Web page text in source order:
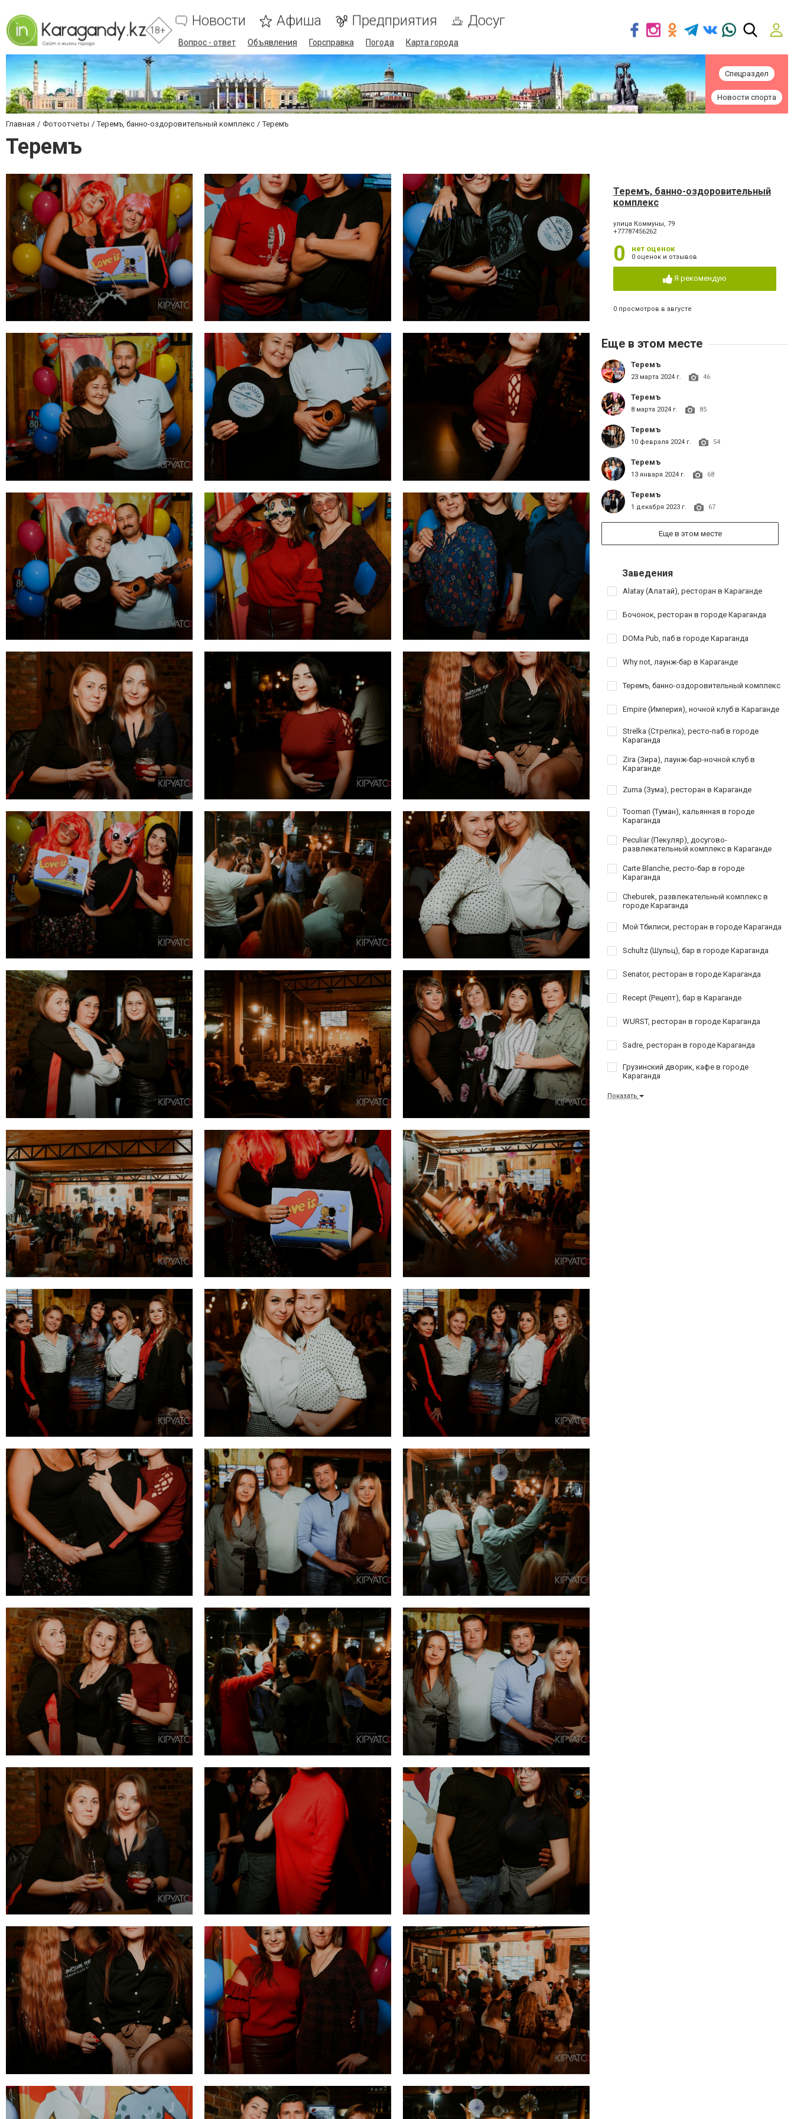
18+
Новости Афиша Предприятия Досуг
Вопрос - ответ Объявления Горсправка Погода Карта города
Спецраздел
Новости спорта
Главная Фотоотчеты Теремъ, банно-оздоровительный комплекс Теремъ
Теремъ
Теремъ, банно-оздоровительный
комплекс
улица Коммуны, 79
+77787456262
0 нет оценок
0 оценок и отзывов
Я рекомендую
0 просмотров в августе
Еще в этом месте
Теремъ
23 марта 2024 г. 46
Теремъ
8 марта 2024 г. 85
Теремъ
10 февраля 2024 г. 54
Теремъ
13 января 2024 г. 68
Теремъ
1 декабря 2023 г. 67
Еще в этом месте
Заведения
Alatay (Алатай), ресторан в Караганде
Бочонок, ресторан в городе Караганда
DOMa Pub, паб в городе Караганда
Why not, лаунж-бар в Караганде
Теремъ, банно-оздоровительный комплекс
Empire (Империя), ночной клуб в Караганде
Strelka (Стрелка), ресто-паб в городе
Караганда
Zira (Зира), лаунж-бар-ночной клуб в
Караганде
Zuma (Зума), ресторан в Караганде
Tooman (Туман), кальянная в городе
Караганда
Peculiar (Пекуляр), досугово-
развлекательный комплекс в Караганде
Carte Blanche, ресто-бар в городе
Караганда
Cheburek, развлекательный комплекс в
городе Караганда
Мой Тбилиси, ресторан в городе Караганда
Schultz (Шульц), бар в городе Караганда
Senator, ресторан в городе Караганда
Recept (Рецепт), бар в Караганде
WURST, ресторан в городе Караганда
Sadre, ресторан в городе Караганда
Грузинский дворик, кафе в городе
Караганда
Показать